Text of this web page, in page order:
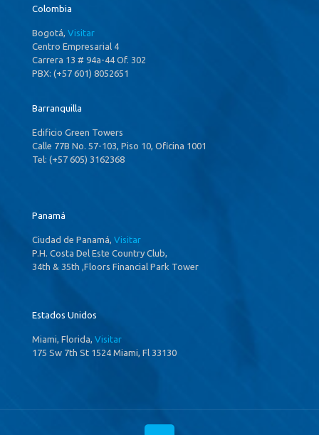
Colombia
Bogotá, Visitar
Centro Empresarial 4
Carrera 13 # 94a-44 Of. 302
PBX: (+57 601) 8052651
Barranquilla
Edificio Green Towers
Calle 77B No. 57-103, Piso 10, Oficina 1001
Tel: (+57 605) 3162368
Panamá
Ciudad de Panamá, Visitar
P.H. Costa Del Este Country Club,
34th & 35th ,Floors Financial Park Tower
Estados Unidos
Miami, Florida, Visitar
175 Sw 7th St 1524 Miami, Fl 33130